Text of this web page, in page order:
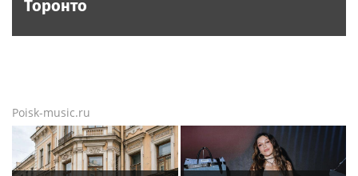
Торонто
Poisk-music.ru